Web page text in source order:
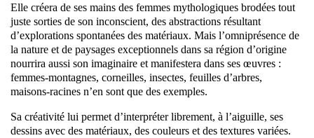
Elle créera de ses mains des femmes mythologiques brodées tout
juste sorties de son inconscient, des abstractions résultant
d’explorations spontanées des matériaux. Mais l’omniprésence de
la nature et de paysages exceptionnels dans sa région d’origine
nourrira aussi son imaginaire et manifestera dans ses œuvres :
femmes-montagnes, corneilles, insectes, feuilles d’arbres,
maisons-racines n’en sont que des exemples.
Sa créativité lui permet d’interpréter librement, à l’aiguille, ses
dessins avec des matériaux, des couleurs et des textures variées.